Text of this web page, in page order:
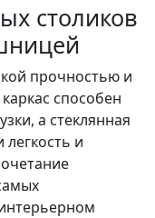
столиков
прочностью и
способен
а стеклянная
и